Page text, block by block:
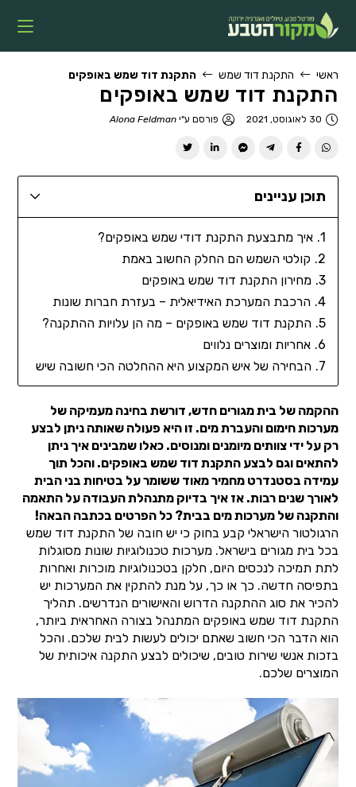
ראשי התקנת דוד שמש התקנת דוד שמש באופקים
התקנת דוד שמש באופקים
30 לאוגוסט, 2021 פורסם ע"יAlona Feldman
תוכן עניינים
איך מתבצעת התקנת דודי שמש באופקים?
קולטי השמש הם החלק החשוב באמת
מחירון התקנת דוד שמש באופקים
הרכבת המערכת האידיאלית – בעזרת חברות שונות
התקנת דוד שמש באופקים – מה הן עלויות ההתקנה?
אחריות ומוצרים נלווים
הבחירה של איש המקצוע היא ההחלטה הכי חשובה שיש
ההקמה של בית מגורים חדש, דורשת בחינה מעמיקה של
מערכות חימום והעברת מים. זו היא פעולה שאותה ניתן לבצע
רק על ידי צוותים מיומנים ומנוסים. כאלו שמבינים איך ניתן
להתאים וגם לבצע התקנת דוד שמש באופקים. והכל תוך
עמידה בסטנדרט מחמיר מאוד ששומר על בטיחות בני הבית
לאורך שנים רבות. אז איך בדיוק מתנהלת העבודה על התאמה
והתקנה של מערכות מים בבית? כל הפרטים בכתבה הבאה!
הרגולטור הישראלי קבע בחוק כי יש חובה של התקנת דוד שמש
בכל בית מגורים בישראל. מערכות טכנולוגיות שונות מסוגלות
לתת תמיכה לנכסים היום, חלקן בטכנולוגיות מוכרות ואחרות
בתפיסה חדשה. כך או כך, על מנת להתקין את המערכות יש
להכיר את סוג ההתקנה הדרוש והאישורים הנדרשים. תהליך
התקנת דוד שמש באופקים המתנהל בצורה האחראית ביותר,
הוא הדבר הכי חשוב שאתם יכולים לעשות לבית שלכם. והכל
בזכות אנשי שירות טובים, שיכולים לבצע התקנה איכותית של
המוצרים שלכם.